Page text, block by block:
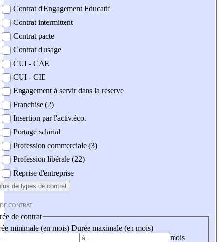
Contrat d'Engagement Educatif
Contrat intermittent
Contrat pacte
Contrat d'usage
CUI - CAE
CUI - CIE
Engagement à servir dans la réserve
Franchise (2)
Insertion par l'activ.éco.
Portage salarial
Profession commerciale (3)
Profession libérale (22)
Reprise d'entreprise
de types de contrat
CONTRAT
de contrat
minimale (en mois) Durée maximale (en mois)
mois